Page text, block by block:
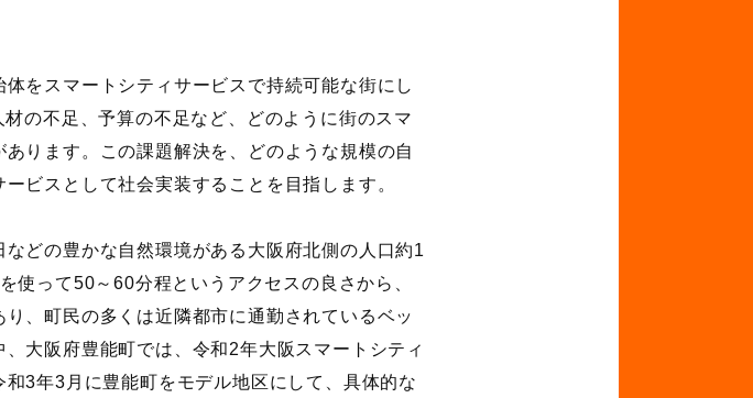
をスマートシティサービスで持続可能な街にし
材の不足、予算の不足など、どのように街のスマ
ります。この課題解決を、どのような規模の自
ビスとして社会実装することを目指します。
どの豊かな自然環境がある大阪府北側の人口約1
使って50～60分程というアクセスの良さから、
、町民の多くは近隣都市に通勤されているベッ
大阪府豊能町では、令和2年大阪スマートシティ
和3年3 月に豊能町をモデル地区にして、具体的な